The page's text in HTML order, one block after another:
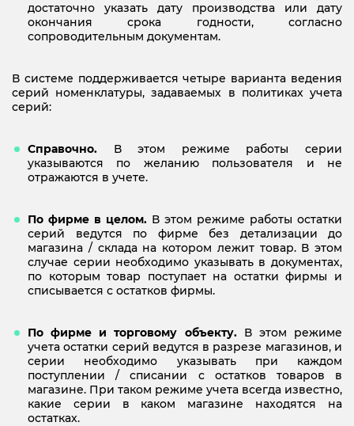
достаточно указать дату производства или дату
окончания срока годности, согласно
сопроводительным документам.
В системе поддерживается четыре варианта ведения
серий номенклатуры, задаваемых в политиках учета
серий:
Справочно. В этом режиме работы серии
указываются по желанию пользователя и не
отражаются в учете.
По фирме в целом. В этом режиме работы остатки
серий ведутся по фирме без детализации до
магазина / склада на котором лежит товар. В этом
случае серии необходимо указывать в документах,
по которым товар поступает на остатки фирмы и
списывается с остатков фирмы.
По фирме и торговому объекту.В этом режиме
учета остатки серий ведутся в разрезе магазинов, и
серии необходимо указывать при каждом
поступлении / списании с остатков товаров в
магазине. При таком режиме учета всегда известно,
какие серии в каком магазине находятся на
остатках.